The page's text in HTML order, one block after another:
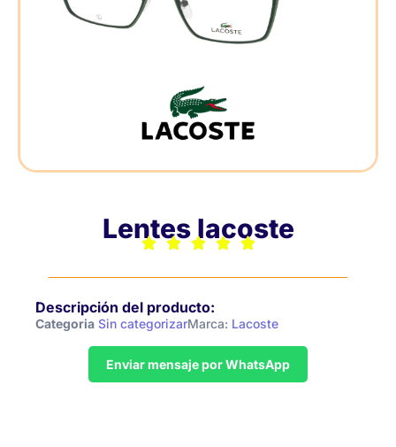
Lentes lacoste
Descripción del producto:
Categoria Sin categorizarMarca: Lacoste
Enviar mensaje por WhatsApp